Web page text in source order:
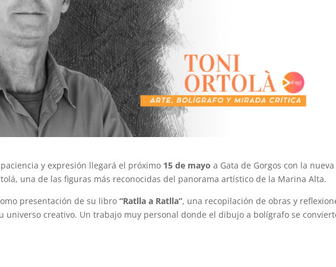
y expresión llegará el próximo 15 de mayo a Gata de Gorgos con la nueva
una de las figuras más reconocidas del panorama artístico de la Marina Alta.
presentación de su libro“Ratlla a Ratlla”, una recopilación de obras y
universo creativo. Un trabajo muy personal donde el dibujo a bolígrafo se